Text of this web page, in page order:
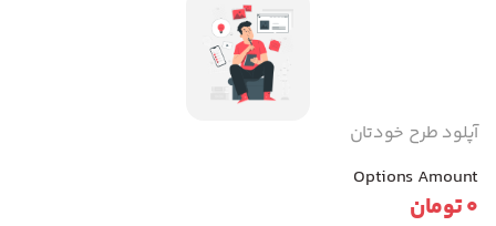
آپلود طرح خودتان
Options Amount
0تومان